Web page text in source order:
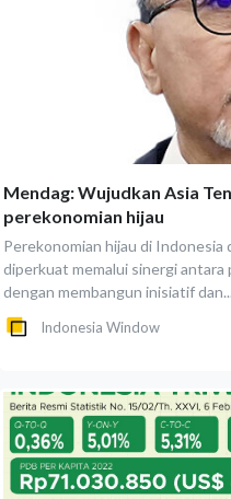
Mendag: Wujudkan Asia
perekonomian hijau
Perekonomian hijau di Indonesia
diperkuat memalui sinergi antara
dengan membangun inisiatif dan...
Indonesia Window